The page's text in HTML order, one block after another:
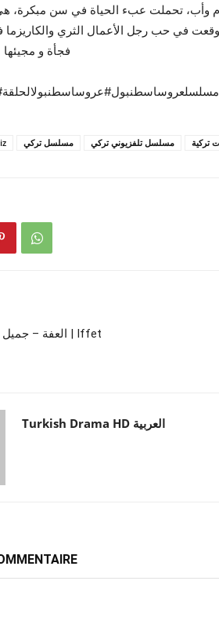
وأب، تحملت عبء الحياة في سن مبكرة،
في حب رجل الأعمال الثري
فجأة و
مسلسل تركي مسلسل تلفزيوني تركي تركية
En vidéo – العفة – جميل مرتبك | Iffet
Turkish Drama HD العربية